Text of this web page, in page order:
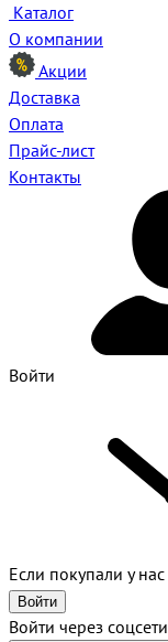
Каталог
О компании
Акции
Доставка
Оплата
Прайс-лист
Контакты
Войти
Если покупали у нас
Войти
Войти через соцсети